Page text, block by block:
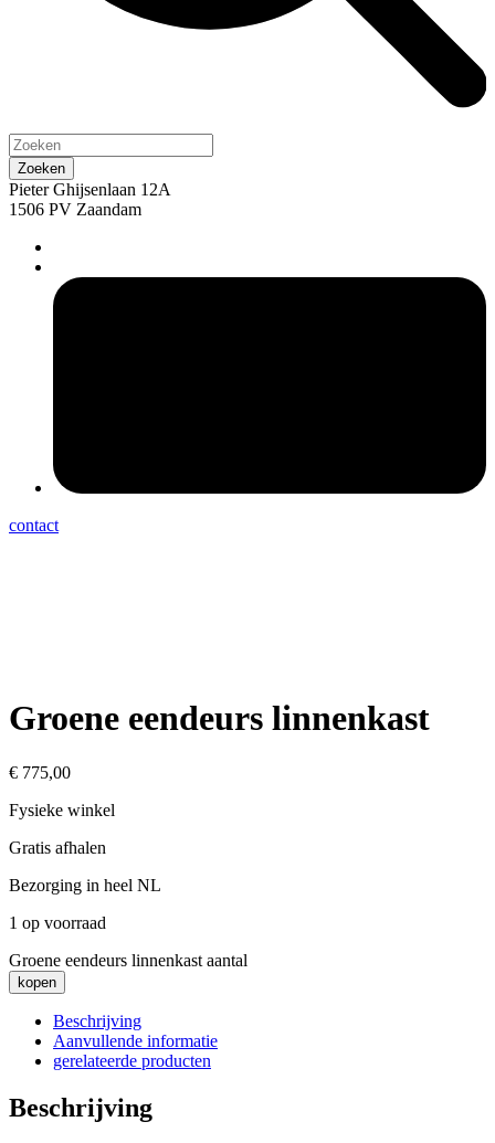
Pieter Ghijsenlaan 12A
1506 PV Zaandam
contact
Groene eendeurs linnenkast
€ 775,00
Fysieke winkel
Gratis afhalen
Bezorging in heel NL
1 op voorraad
Groene eendeurs linnenkast aantal
kopen
Beschrijving
Aanvullende informatie
gerelateerde producten
Beschrijving